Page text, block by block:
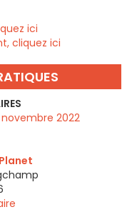
ici
cliquez ici
novembre 2022